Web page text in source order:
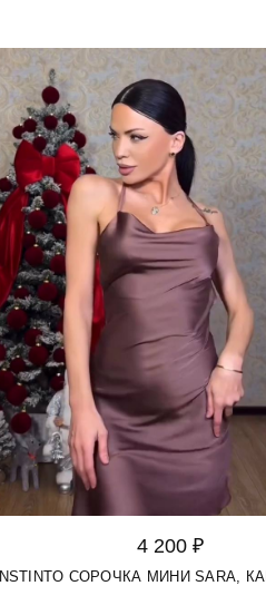
4 200 ₽
INSTINTO СОРОЧКА МИНИ SARA,